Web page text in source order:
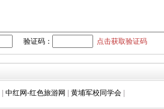
验证码： 点击获取验证码
| 中红网-红色旅游网 | 黄埔军校同学会 |